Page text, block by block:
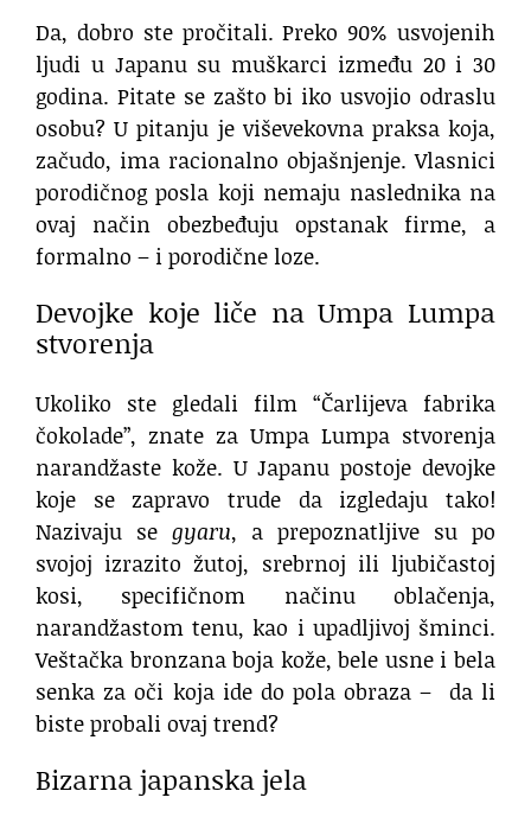
Da, dobro ste pročitali. Preko 90% usvojenih
ljudi u Japanu su muškarci između 20 i 30
godina. Pitate se zašto bi iko usvojio odraslu
osobu? U pitanju je viševekovna praksa koja,
začudo, ima racionalno objašnjenje. Vlasnici
porodičnog posla koji nemaju naslednika na
ovaj način obezbeđuju opstanak firme, a
formalno – i porodične loze.
Devojke koje liče na Umpa Lumpa
stvorenja
Ukoliko ste gledali film “Čarlijeva fabrika
čokolade”, znate za Umpa Lumpa stvorenja
narandžaste kože. U Japanu postoje devojke
koje se zapravo trude da izgledaju tako!
Nazivaju se gyaru, a prepoznatljive su po
svojoj izrazito žutoj, srebrnoj ili ljubičastoj
kosi, specifičnom načinu oblačenja,
narandžastom tenu, kao i upadljivoj šminci.
Veštačka bronzana boja kože, bele usne i bela
senka za oči koja ide do pola obraza – da li
biste probali ovaj trend?
Bizarna japanska jela